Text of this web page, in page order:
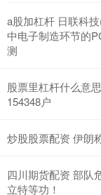
a股加杠杆 日联科
中电子制造环节的
测
股票里杠杆什么意
154348户
炒股股票配资 伊朗
四川期货配资 部队
立特等功！